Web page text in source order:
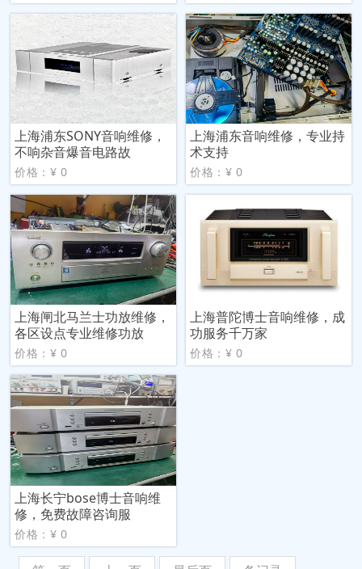
上海浦东SONY音响维修，
不响杂音爆音电路故
价格：¥ 0
上海浦东音响维修，专业持
术支持
价格：¥ 0
上海闸北马兰士功放维修，
各区设点专业维修功放
价格：¥ 0
上海普陀博士音响维修，成
功服务千万家
价格：¥ 0
上海长宁bose博士音响维
修，免费故障咨询服
价格：¥ 0